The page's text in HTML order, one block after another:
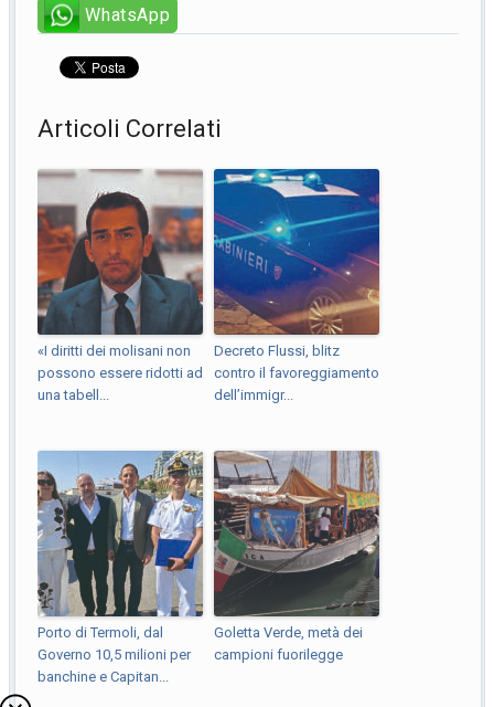
WhatsApp
Articoli Correlati
«I diritti dei molisani non
possono essere ridotti ad
una tabell...
Decreto Flussi, blitz
contro il favoreggiamento
dell’immigr...
Porto di Termoli, dal
Governo 10,5 milioni per
banchine e Capitan...
Goletta Verde, metà dei
campioni fuorilegge